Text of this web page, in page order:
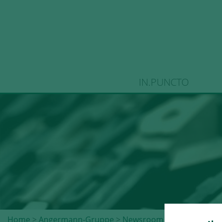
IN.PUNCTO
Home > Angermann-Gruppe > Newsroom